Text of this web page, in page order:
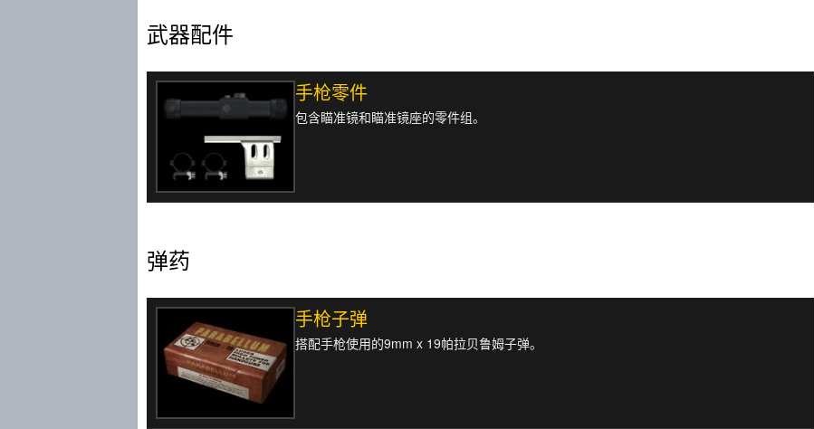
武器配件
手枪零件
包含瞄准镜和瞄准镜座的零件组。
弹药
手枪子弹
搭配手枪使用的9mm x 19帕拉贝鲁姆子弹。